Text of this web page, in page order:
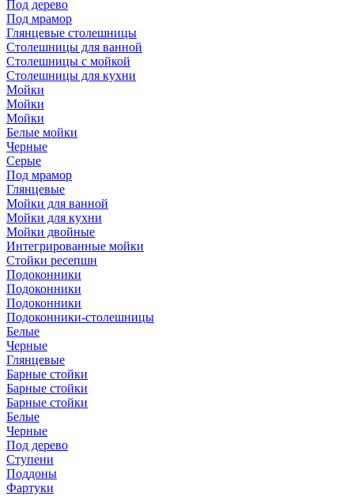
Под дерево
Под мрамор
Глянцевые столешницы
Столешницы для ванной
Столешницы с мойкой
Столешницы для кухни
Мойки
Мойки
Мойки
Белые мойки
Черные
Серые
Под мрамор
Глянцевые
Мойки для ванной
Мойки для кухни
Мойки двойные
Интегрированные мойки
Стойки ресепшн
Подоконники
Подоконники
Подоконники
Подоконники-столешницы
Белые
Черные
Глянцевые
Барные стойки
Барные стойки
Барные стойки
Белые
Черные
Под дерево
Ступени
Поддоны
Фартуки